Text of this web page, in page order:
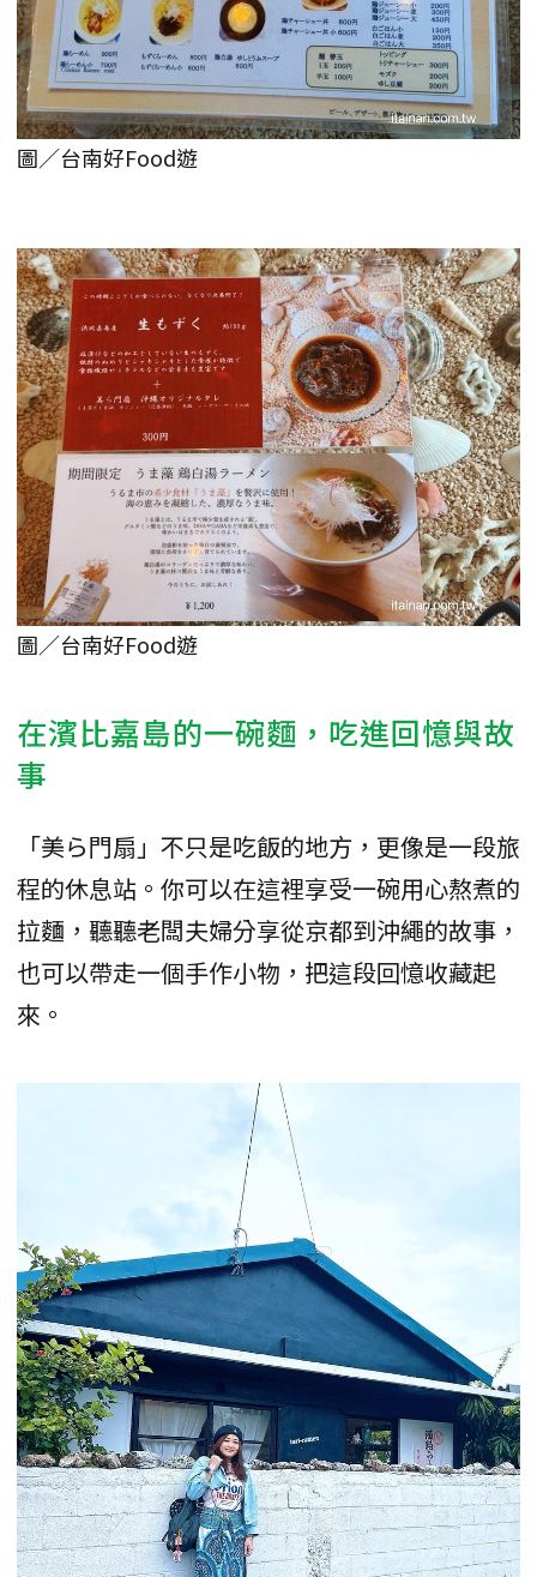
圖／台南好Food遊
圖／台南好Food遊
在濱比嘉島的一碗麵，吃進回憶與故
事
「美ら門扇」不只是吃飯的地方，更像是一段旅
程的休息站。你可以在這裡享受一碗用心熬煮的
拉麵，聽聽老闆夫婦分享從京都到沖繩的故事，
也可以帶走一個手作小物，把這段回憶收藏起
來。